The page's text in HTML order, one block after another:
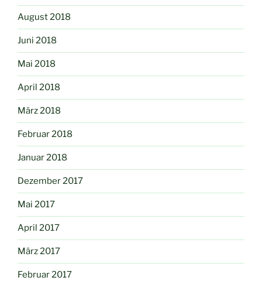
August 2018
Juni 2018
Mai 2018
April 2018
März 2018
Februar 2018
Januar 2018
Dezember 2017
Mai 2017
April 2017
März 2017
Februar 2017